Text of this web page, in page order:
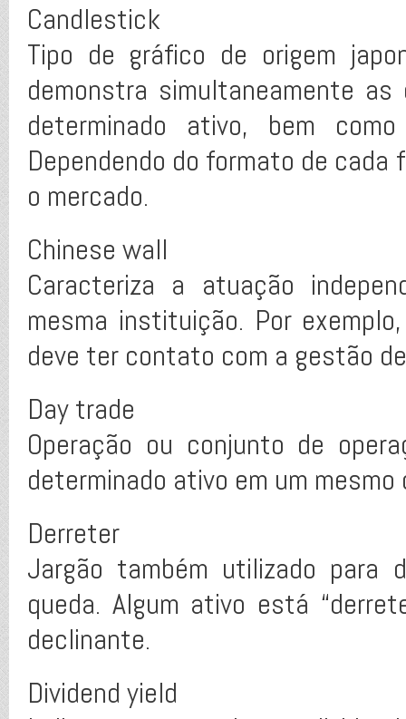
Candlestick
Tipo de gráfico de origem
demonstra simultaneamente
determinado ativo, bem
Dependendo do formato de cada
o mercado.
Chinese wall
Caracteriza a atuação
mesma instituição. Por
deve ter contato com a gestão
Day trade
Operação ou conjunto de
determinado ativo em um mesmo
Derreter
Jargão também utilizado para
queda. Algum ativo está
declinante.
Dividend yield